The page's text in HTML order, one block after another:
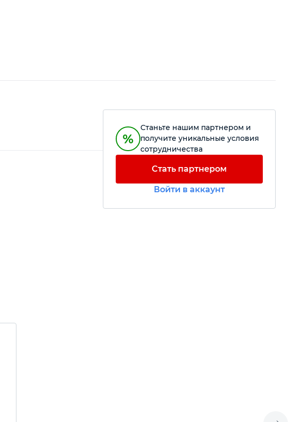
Станьте нашим партнером и
получите уникальные условия
сотрудничества
Стать партнером
Войти в аккаунт